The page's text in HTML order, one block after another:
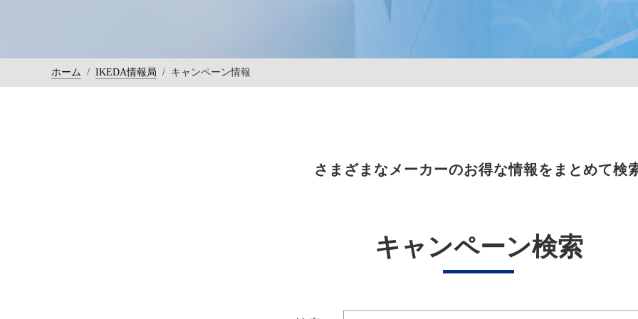
ホーム / IKEDA情報局 / キャンペーン情報
さまざまなメーカーのお得な情報をまとめて検
キャンペーン検索